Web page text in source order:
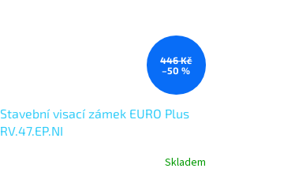
446 Kč
–50 %
Stavební visací zámek EURO Plus
RV.47.EP.NI
Skladem